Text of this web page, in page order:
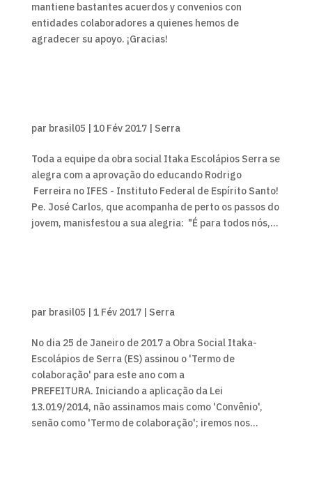
mantiene bastantes acuerdos y convenios con
entidades colaboradores a quienes hemos de
agradecer su apoyo. ¡Gracias!
par brasil05 | 10 Fév 2017| Serra
Toda a equipe da obra social Itaka Escolápios Serra se
alegra com a aprovação do educando Rodrigo
Ferreira no IFES - Instituto Federal de Espírito Santo!
Pe. José Carlos, que acompanha de perto os passos do
jovem, manisfestou a sua alegria: "É para todos nós,...
par brasil05 | 1 Fév 2017| Serra
No dia 25 de Janeiro de 2017 a Obra Social Itaka-
Escolápios de Serra (ES) assinou o 'Termo de
colaboração' para este ano com a
PREFEITURA. Iniciando a aplicação da Lei
13.019/2014, não assinamos mais como 'Convênio',
senão como 'Termo de colaboração'; iremos nos...